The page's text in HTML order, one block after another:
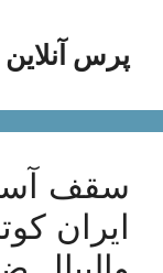
محتواپرس آنلاین
سقف
ایران